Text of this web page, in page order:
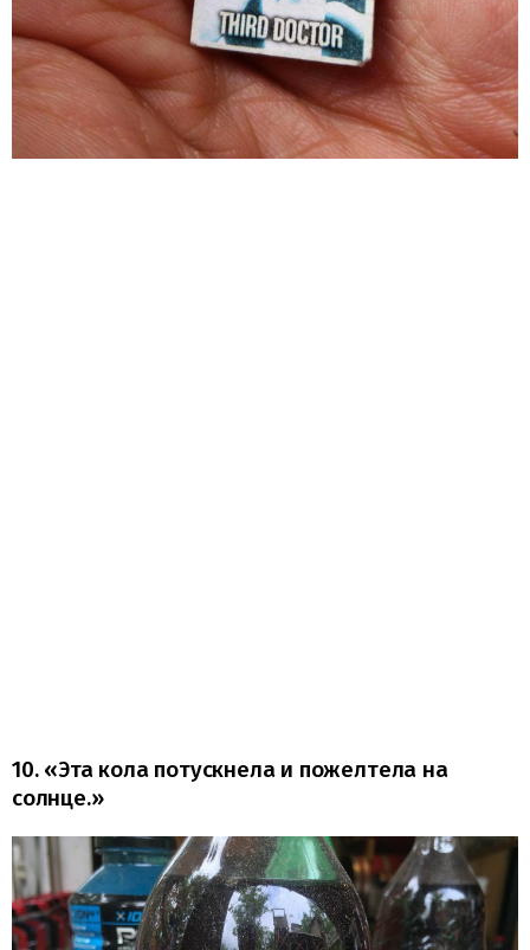
10. «Эта кола потускнела и пожелтела на
солнце.»